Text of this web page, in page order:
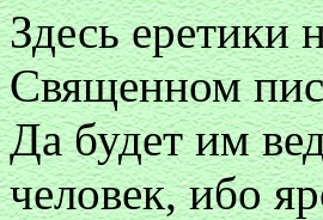
Здесь еретики
Священном
Да будет им
человек, ибо